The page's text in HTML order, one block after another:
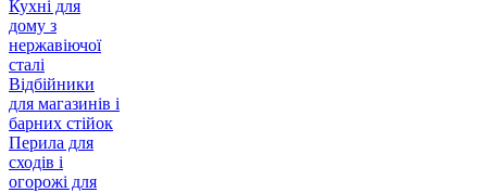
Кухні для
дому з
нержавіючої
сталі
Відбійники
для магазинів і
барних стійок
Перила для
сходів і
огорожі для